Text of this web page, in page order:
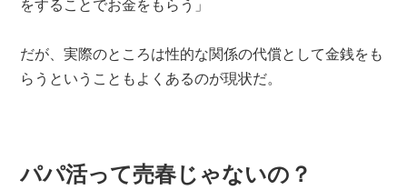
だが、実際のところは性的な関係の代償として金銭をも
らうということもよくあるのが現状だ。
パパ活って売春じゃないの？